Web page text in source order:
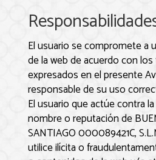
El usuario se compromete a
de la web de acuerdo con
expresados en el presente
responsable de su uso
El usuario que actúe contra
nombre o reputación de
SANTIAGO 000089421C,
utilice ilícita o